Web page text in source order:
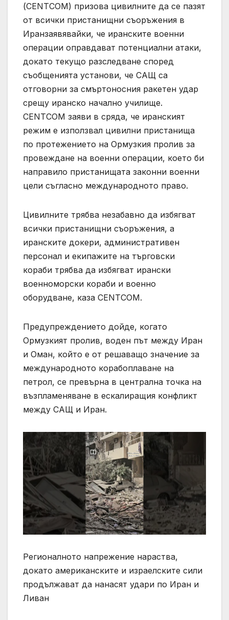
(CENTCOM) призова цивилните да се пазят
от всички пристанищни съоръжения в
Иранзаявявайки, че иранските военни
операции оправдават потенциални атаки,
докато текущо разследване според
съобщенията установи, че САЩ са
отговорни за смъртоносния ракетен удар
срещу иранско начално училище.
CENTCOM заяви в сряда, че иранският
режим е използвал цивилни пристанища
по протежението на Ормузкия пролив за
провеждане на военни операции, което би
направило пристанищата законни военни
цели съгласно международното право.
Цивилните трябва незабавно да избягват
всички пристанищни съоръжения, а
иранските докери, административен
персонал и екипажите на търговски
кораби трябва да избягват ирански
военноморски кораби и военно
оборудване, каза CENTCOM.
Предупреждението дойде, когато
Ормузкият пролив, воден път между Иран
и Оман, който е от решаващо значение за
международното корабоплаване на
петрол, се превърна в централна точка на
възпламеняване в ескалиращия конфликт
между САЩ и Иран.
Регионалното напрежение нараства,
докато американските и израелските сили
продължават да нанасят удари по Иран и
Ливан